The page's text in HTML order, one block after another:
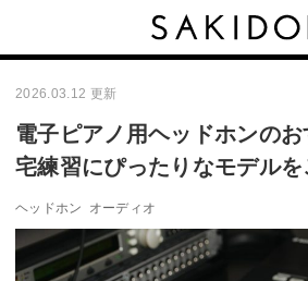
2026.03.12 更新
電子ピアノ用ヘッドホンの
宅練習にぴったりなモデル
ヘッドホン オーディオ